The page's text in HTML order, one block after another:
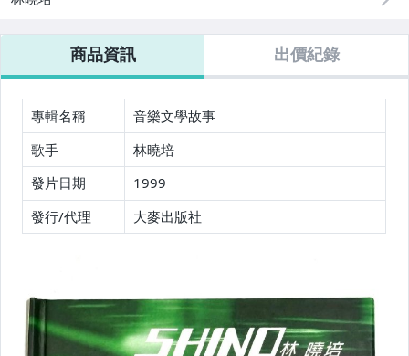
商品資訊 出價紀錄
專輯名稱
音樂文學故事
歌手
林曉培
發片日期
1999
發行/代理
大麥出版社